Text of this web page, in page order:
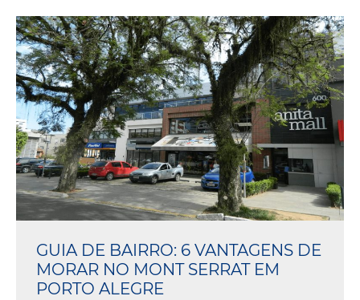
GUIA DE BAIRRO: 6 VANTAGENS DE
MORAR NO MONT SERRAT EM
PORTO ALEGRE